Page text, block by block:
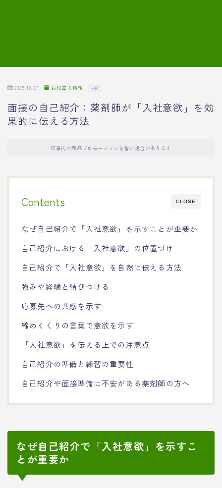
2025.10.27 お役立ち情報 PR
面接の自己紹介：薬剤師が「入社意欲」を効
果的に伝える方法
記事内に商品プロモーションを含む場合があります
CLOSE
Contents
なぜ自己紹介で「入社意欲」を示すことが重要か
自己紹介における「入社意欲」の位置づけ
自己紹介で「入社意欲」を自然に伝える方法
強みや経験と結びつける
応募先への共感を示す
締めくくりの言葉で意欲を示す
「入社意欲」を伝える上での注意点
自己紹介の準備と練習の重要性
自己紹介や面接準備に不安がある薬剤師の方へ
なぜ自己紹介で「入社意欲」を示すこ
とが重要か